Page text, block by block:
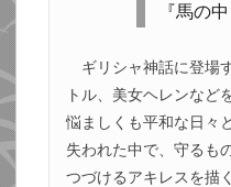
『馬の
ギリシャ神話に登場
トル、美女ヘレンなど
悩ましくも平和な日々
失われた中で、守るも
つづけるアキレスを描